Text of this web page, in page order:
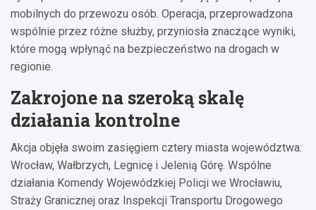
mobilnych do przewozu osób. Operacja, przeprowadzona
wspólnie przez różne służby, przyniosła znaczące wyniki,
które mogą wpłynąć na bezpieczeństwo na drogach w
regionie.
Zakrojone na szeroką skalę
działania kontrolne
Akcja objęła swoim zasięgiem cztery miasta województwa:
Wrocław, Wałbrzych, Legnicę i Jelenią Górę. Wspólne
działania Komendy Wojewódzkiej Policji we Wrocławiu,
Straży Granicznej oraz Inspekcji Transportu Drogowego